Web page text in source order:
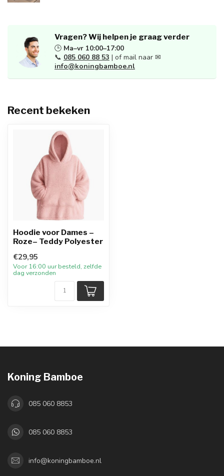
Vragen? Wij helpen je graag verder
🕒 Ma–vr 10:00–17:00
📞 085 060 88 53 | of mail naar ✉
info@koningbamboe.nl
Recent bekeken
Hoodie voor Dames –
Roze– Teddy Polyester
€29,95
Voor 16:00 uur besteld, zelfde
dag verzonden
Koning Bamboe
085 060 8853
085 060 8853
info@koningbamboe.nl